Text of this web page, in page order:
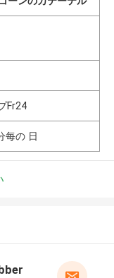
Fr24
每の 日